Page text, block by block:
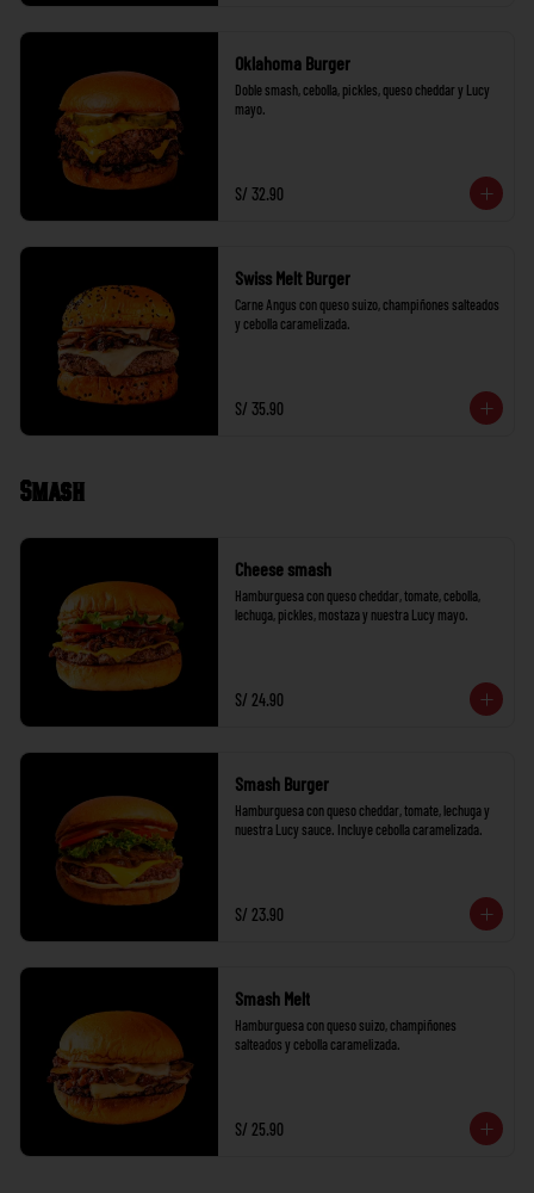
Oklahoma Burger
Doble smash, cebolla, pickles, queso cheddar y Lucy
mayo.
S/ 32.90
Swiss Melt Burger
Carne Angus con queso suizo, champiñones salteados
y cebolla caramelizada.
S/ 35.90
Smash
Cheese smash
Hamburguesa con queso cheddar, tomate, cebolla,
lechuga, pickles, mostaza y nuestra Lucy mayo.
S/ 24.90
Smash Burger
Hamburguesa con queso cheddar, tomate, lechuga y
nuestra Lucy sauce. Incluye cebolla caramelizada.
S/ 23.90
Smash Melt
Hamburguesa con queso suizo, champiñones
salteados y cebolla caramelizada.
S/ 25.90